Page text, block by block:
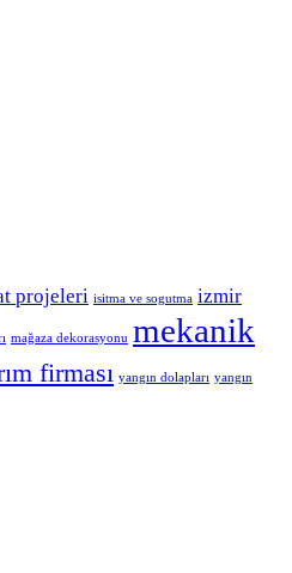
projeleri isitma ve sogutma izmir
mağaza dekorasyonu mekanik
firması yangın dolapları yangın